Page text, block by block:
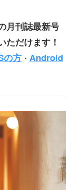
月刊誌最新号
ただけます！
の方 ・ Android